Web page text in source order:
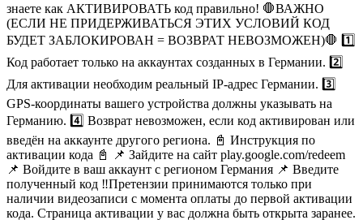
знаете как АКТИВИРОВАТЬ код правильно! 🛑ВАЖНО
(ЕСЛИ НЕ ПРИДЕРЖИВАТЬСЯ ЭТИХ УСЛОВИЙ КОД
БУДЕТ ЗАБЛОКИРОВАН = ВОЗВРАТ НЕВОЗМОЖЕН)🛑 1️⃣
Код работает только на аккаунтах созданных в Германии. 2️⃣
Для активации необходим реальный IP-адрес Германии. 3️⃣
GPS-координаты вашего устройства должны указывать на
Германию. 4️⃣ Возврат невозможен, если код активирован или
введён на аккаунте другого региона. 📓 Инструкция по
активации кода 📓 📌 Зайдите на сайт play.google.com/redeem
📌 Войдите в ваш аккаунт с регионом Германия 📌 Введите
полученный код ‼️Претензии принимаются только при
наличии видеозаписи с момента оплаты до первой активации
кода. Страница активации у вас должна быть открыта заранее.